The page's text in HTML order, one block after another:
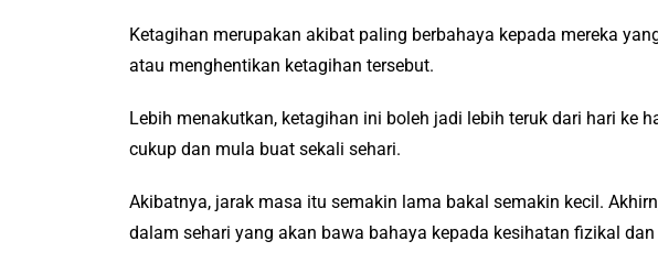
Ketagihan merupakan akibat paling berbahaya kepada mereka
atau menghentikan ketagihan tersebut.
Lebih menakutkan, ketagihan ini boleh jadi lebih teruk dari hari ke
cukup dan mula buat sekali sehari.
Akibatnya, jarak masa itu semakin lama bakal semakin kecil.
dalam sehari yang akan bawa bahaya kepada kesihatan fizikal